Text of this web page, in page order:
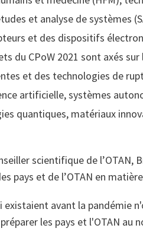
et analyse de systèmes
et des dispositifs
du CPoW 2021 sont axés
et des technologies de
artificielle, systèmes
quantiques, matériaux
scientifique de l’OTAN,
pays et de l’OTAN en
existaient avant la pandémie
les pays et l'OTAN au